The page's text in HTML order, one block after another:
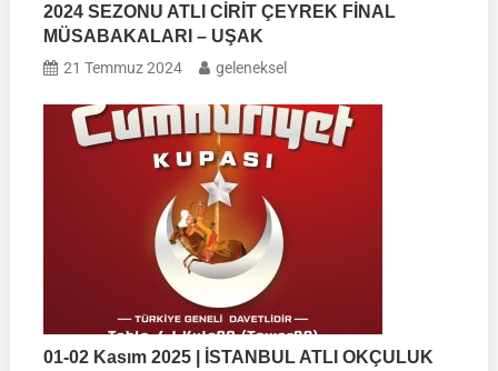
2024 SEZONU ATLI CİRİT ÇEYREK FİNAL
MÜSABAKALARI – UŞAK
21 Temmuz 2024 geleneksel
01-02 Kasım 2025 | İSTANBUL ATLI OKÇULUK